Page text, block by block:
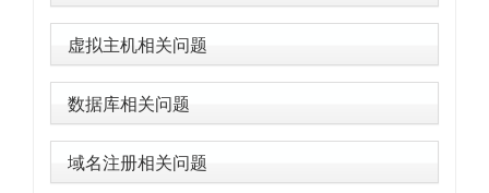
虚拟主机相关问题
数据库相关问题
域名注册相关问题